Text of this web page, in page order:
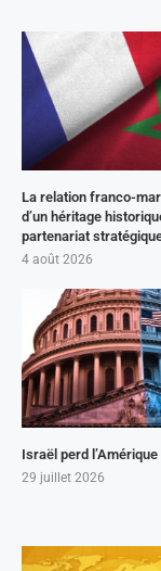
La relation franco-
d’un héritage
partenariat
4 août 2026
Israël perd
29 juillet 2026